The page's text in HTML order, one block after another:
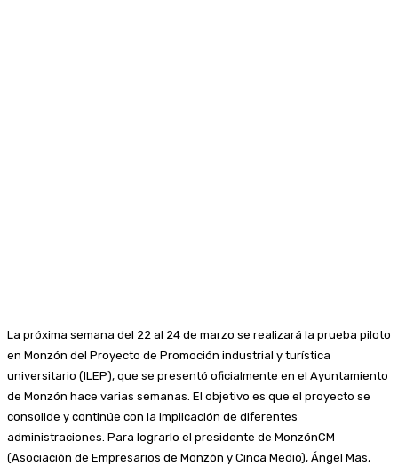
La próxima semana del 22 al 24 de marzo se realizará la prueba piloto
en Monzón del Proyecto de Promoción industrial y turística
universitario (ILEP), que se presentó oficialmente en el Ayuntamiento
de Monzón hace varias semanas. El objetivo es que el proyecto se
consolide y continúe con la implicación de diferentes
administraciones. Para lograrlo el presidente de MonzónCM
(Asociación de Empresarios de Monzón y Cinca Medio), Ángel Mas,